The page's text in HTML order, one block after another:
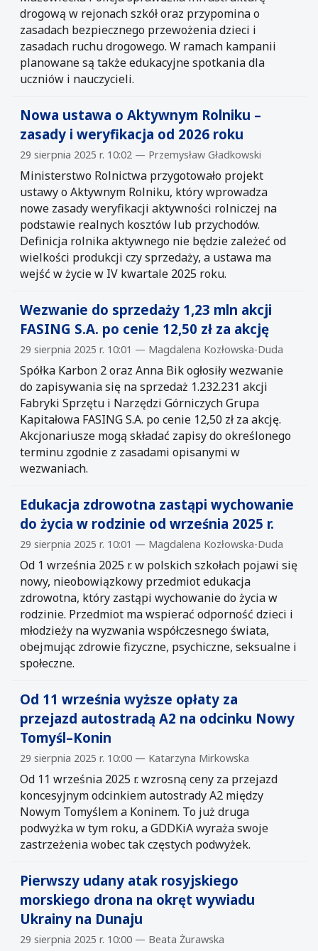
drogową w rejonach szkół oraz przypomina o
zasadach bezpiecznego przewożenia dzieci i
zasadach ruchu drogowego. W ramach kampanii
planowane są także edukacyjne spotkania dla
uczniów i nauczycieli.
Nowa ustawa o Aktywnym Rolniku –
zasady i weryfikacja od 2026 roku
29 sierpnia 2025 r. 10:02 — Przemysław Gładkowski
Ministerstwo Rolnictwa przygotowało projekt
ustawy o Aktywnym Rolniku, który wprowadza
nowe zasady weryfikacji aktywności rolniczej na
podstawie realnych kosztów lub przychodów.
Definicja rolnika aktywnego nie będzie zależeć od
wielkości produkcji czy sprzedaży, a ustawa ma
wejść w życie w IV kwartale 2025 roku.
Wezwanie do sprzedaży 1,23 mln akcji
FASING S.A. po cenie 12,50 zł za akcję
29 sierpnia 2025 r. 10:01 — Magdalena Kozłowska-Duda
Spółka Karbon 2 oraz Anna Bik ogłosiły wezwanie
do zapisywania się na sprzedaż 1.232.231 akcji
Fabryki Sprzętu i Narzędzi Górniczych Grupa
Kapitałowa FASING S.A. po cenie 12,50 zł za akcję.
Akcjonariusze mogą składać zapisy do określonego
terminu zgodnie z zasadami opisanymi w
wezwaniach.
Edukacja zdrowotna zastąpi wychowanie
do życia w rodzinie od września 2025 r.
29 sierpnia 2025 r. 10:01 — Magdalena Kozłowska-Duda
Od 1 września 2025 r. w polskich szkołach pojawi się
nowy, nieobowiązkowy przedmiot edukacja
zdrowotna, który zastąpi wychowanie do życia w
rodzinie. Przedmiot ma wspierać odporność dzieci i
młodzieży na wyzwania współczesnego świata,
obejmując zdrowie fizyczne, psychiczne, seksualne i
społeczne.
Od 11 września wyższe opłaty za
przejazd autostradą A2 na odcinku Nowy
Tomyśl–Konin
29 sierpnia 2025 r. 10:00 — Katarzyna Mirkowska
Od 11 września 2025 r. wzrosną ceny za przejazd
koncesyjnym odcinkiem autostrady A2 między
Nowym Tomyślem a Koninem. To już druga
podwyżka w tym roku, a GDDKiA wyraża swoje
zastrzeżenia wobec tak częstych podwyżek.
Pierwszy udany atak rosyjskiego
morskiego drona na okręt wywiadu
Ukrainy na Dunaju
29 sierpnia 2025 r. 10:00 — Beata Żurawska